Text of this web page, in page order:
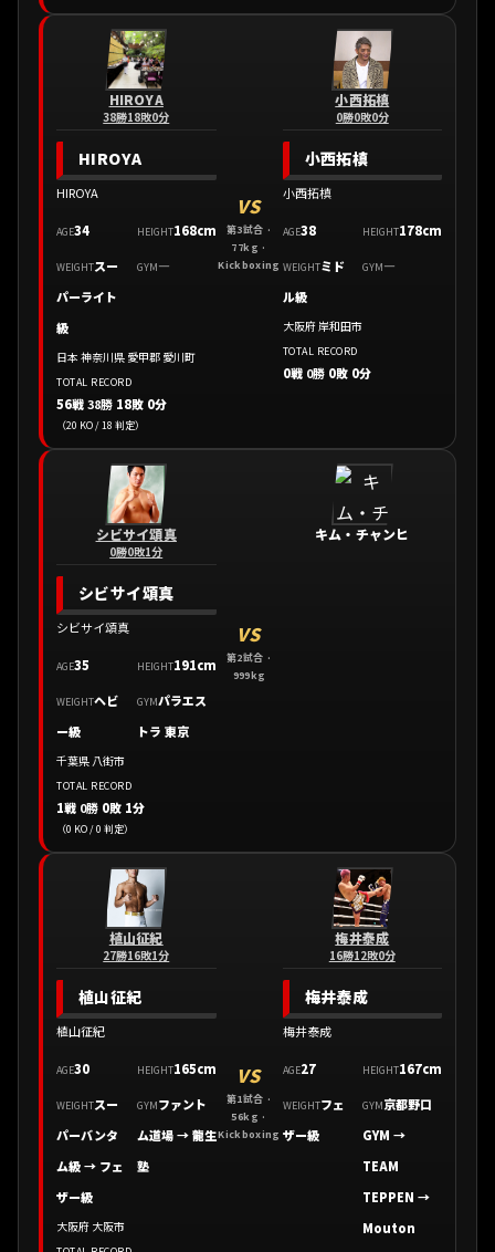
HIROYA
38勝18敗0分
HIROYA
HIROYA
AGE34 HEIGHT168cm
WEIGHTスー
パーライト
級
GYM—
日本 神奈川県 愛甲郡 愛川町
TOTAL RECORD
56戦38勝 18敗 0分
（20 KO / 18 判定）
VS
第3試合 ·
77kg ·
Kickboxing
小西拓槙
0勝0敗0分
小西拓槙
小西拓槙
AGE38 HEIGHT178cm
WEIGHTミド
ル級
GYM—
大阪府 岸和田市
TOTAL RECORD
0戦 0勝0敗 0分
シビサイ頌真
0勝0敗1分
シビサイ頌真
シビサイ頌真
AGE35 HEIGHT191cm
WEIGHTヘビ
ー級
GYMパラエス
トラ 東京
千葉県 八街市
TOTAL RECORD
1戦 0勝 0敗 1分
（0 KO / 0 判定）
VS
第2試合 ·
999kg
キム・チャンヒ
植山征紀
27勝16敗1分
植山征紀
植山征紀
AGE30 HEIGHT165cm
WEIGHTスー
パーバンタ
ム級 → フェ
ザー級
GYMファント
ム道場→龍生
塾
大阪府 大阪市
VS
第1試合 ·
56kg ·
Kickboxing
梅井泰成
16勝12敗0分
梅井泰成
梅井泰成
AGE27 HEIGHT167cm
WEIGHTフェ
ザー級
GYM京都野口
GYM →
TEAM
TEPPEN →
Mouton